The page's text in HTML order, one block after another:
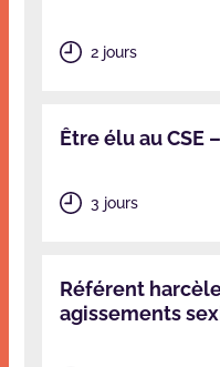
2 jours
Être élu au CSE
3 jours
Référent
agissements